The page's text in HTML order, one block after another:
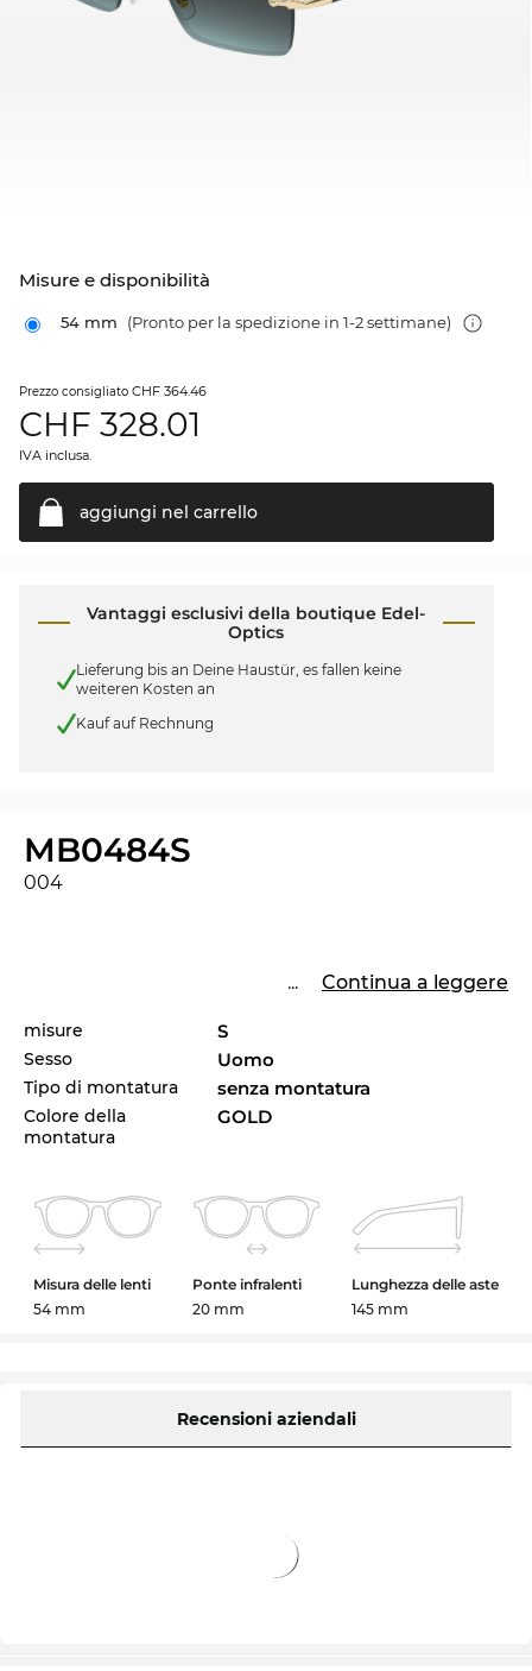
Misure e disponibilità
54 mm (Pronto per la spedizione in 1-2 settimane)
Prezzo consigliato CHF 364.46
CHF 328.01
IVA inclusa.
aggiungi nel carrello
Vantaggi esclusivi della boutique Edel-
Optics
Lieferung bis an Deine Haustür, es fallen keine
weiteren Kosten an
Kauf auf Rechnung
MB0484S
004
... Continua a leggere
misure S
Sesso Uomo
Tipo di montatura senza montatura
Colore della
montatura
GOLD
Misura delle lenti
54 mm
Ponte infralenti
20 mm
Lunghezza delle aste
145 mm
Recensioni aziendali